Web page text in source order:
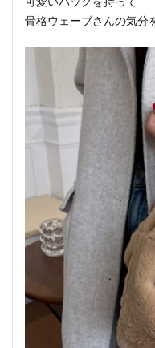
骨格ウェーブさんの気分